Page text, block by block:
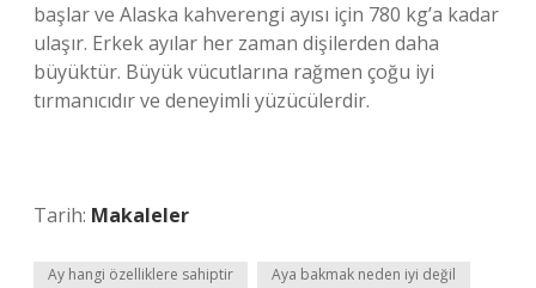
başlar ve Alaska kahverengi ayısı için 780 kg’a kadar
ulaşır. Erkek ayılar her zaman dişilerden daha
büyüktür. Büyük vücutlarına rağmen çoğu iyi
tırmanıcıdır ve deneyimli yüzücülerdir.
Tarih: Makaleler
Ay hangi özelliklere sahiptir Aya bakmak neden iyi değil